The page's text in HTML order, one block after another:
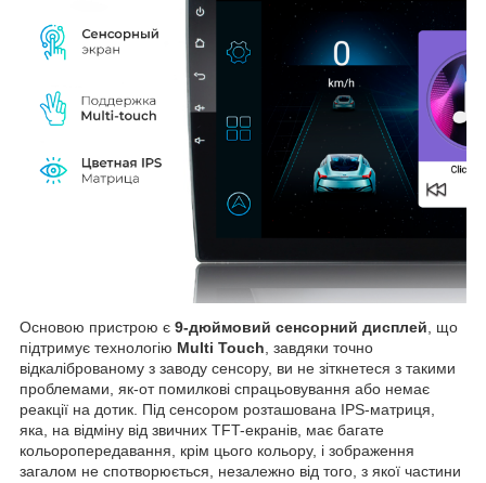
Основою пристрою є 9-дюймовий сенсорний дисплей , що
підтримує технологію Multi Touch , завдяки точно
відкаліброваному з заводу сенсору, ви не зіткнетеся з такими
проблемами, як-от помилкові спрацьовування або немає
реакції на дотик. Під сенсором розташована IPS-матриця,
яка, на відміну від звичних TFT-екранів, має багате
кольоропередавання, крім цього кольору, і зображення
загалом не спотворюється, незалежно від того, з якої частини